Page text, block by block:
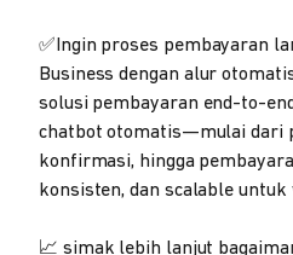
✅Ingin proses pembayaran
Business dengan alur
solusi pembayaran end-to-
chatbot otomatis—mulai dari
konfirmasi, hingga
konsisten, dan scalable
📈 simak lebih lanjut